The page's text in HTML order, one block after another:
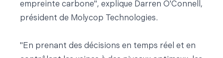
empreinte carbone", explique Darren O'Connell,
président de Molycop Technologies.
"En prenant des décisions en temps réel et en